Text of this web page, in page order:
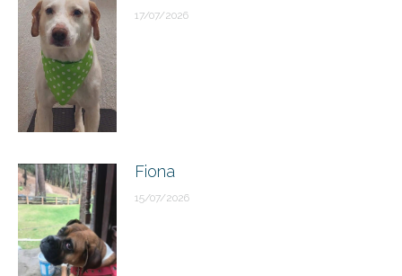
17/07/2026
Fiona
15/07/2026